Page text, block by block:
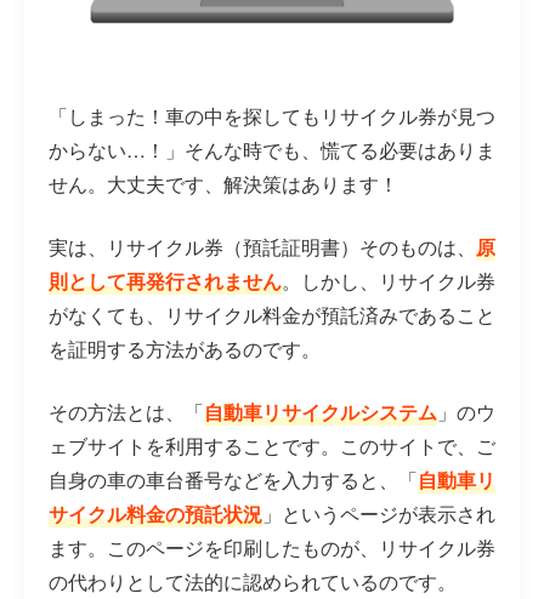
「しまった！車の中を探してもリサイクル券が見つ
からない…！」そんな時でも、慌てる必要はありま
せん。大丈夫です、解決策はあります！
実は、リサイクル券（預託証明書）そのものは、 原
則として再発行されません。しかし、リサイクル券
がなくても、リサイクル料金が預託済みであること
を証明する方法があるのです。
その方法とは、「自動車リサイクルシステム 」のウ
ェブサイトを利用することです。このサイトで、ご
自身の車の車台番号などを入力すると、「自動車リ
サイクル料金の預託状況 」というページが表示され
ます。このページを印刷したものが、リサイクル券
の代わりとして法的に認められているのです。